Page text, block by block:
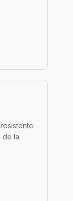
de la